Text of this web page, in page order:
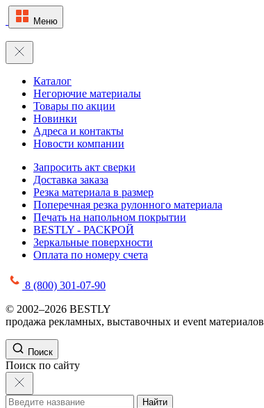
Меню
Каталог
Негорючие материалы
Товары по акции
Новинки
Адреса и контакты
Новости компании
Запросить акт сверки
Доставка заказа
Резка материала в размер
Поперечная резка рулонного материала
Печать на напольном покрытии
BESTLY - РАСКРОЙ
Зеркальные поверхности
Оплата по номеру счета
8 (800) 301-07-90
© 2002–2026 BESTLY
продажа рекламных, выставочных и event материалов
Поиск
Поиск по сайту
Найти